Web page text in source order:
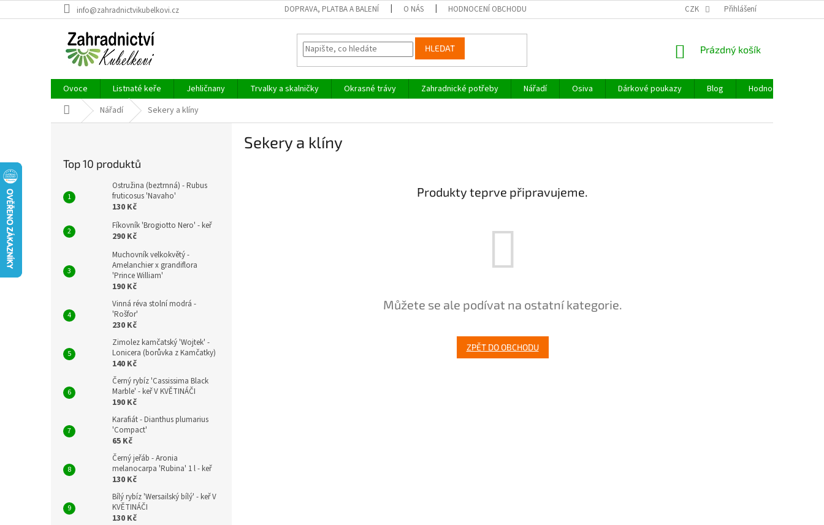
na
info@zahradnictvikubelkovi.cz DOPRAVA, PLATBA A BALENÍ O NÁS HODNOCENÍ OBCHODU CZK Přihlášení
HLEDAT
NÁKUPNÍ
Prázdný košík
Ovoce Listnaté keře Jehličnany Trvalky a skalničky Okrasné trávy Zahradnické potřeby Nářadí Osiva Dárkové poukazy Blog
Hodnocení obchodu
Domů Nářadí Sekery a klíny
Top 10 produktů
Ostružina (beztrnná) - Rubus
fruticosus 'Navaho'
130 Kč
Fíkovník 'Brogiotto Nero' - keř
290 Kč
Muchovník velkokvětý -
Amelanchier x grandiflora
'Prince William'
190 Kč
Vinná réva stolní modrá -
'Rošfor'
230 Kč
Zimolez kamčatský 'Wojtek' -
Lonicera (borůvka z Kamčatky)
140 Kč
Černý rybíz 'Cassissima Black
Marble' - keř V KVĚTINÁČI
190 Kč
Karafiát - Dianthus plumarius
'Compact'
65 Kč
Černý jeřáb - Aronia
melanocarpa 'Rubina' 1 l - keř
130 Kč
Bílý rybíz 'Wersailský bílý' - keř V
KVĚTINÁČI
130 Kč
Sekery a klíny
Produkty teprve připravujeme.
Můžete se ale podívat na ostatní kategorie.
ZPĚT DO OBCHODU